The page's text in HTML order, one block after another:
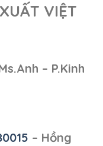
VIỆT
– P.Kinh
– Hồng